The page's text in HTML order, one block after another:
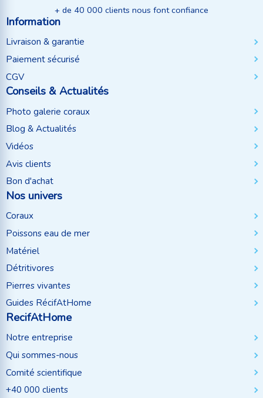
+ de 40 000 clients nous font confiance
Information
Livraison & garantie
Paiement sécurisé
CGV
Conseils & Actualités
Photo galerie coraux
Blog & Actualités
Vidéos
Avis clients
Bon d'achat
Nos univers
Coraux
Poissons eau de mer
Matériel
Détritivores
Pierres vivantes
Guides RécifAtHome
RecifAtHome
Notre entreprise
Qui sommes-nous
Comité scientifique
+40 000 clients